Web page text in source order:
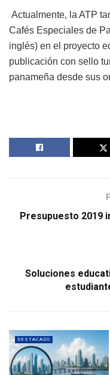
Actualmente, la ATP
Cafés Especiales de
inglés) en el proyecto
publicación con sello
panameña desde sus
Presupuesto 2019
Soluciones
DESTACADO